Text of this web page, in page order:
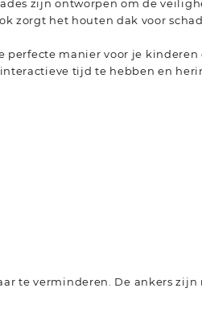
zijn ontworpen om de
zorgt het houten dak voor
perfecte manier voor je kinderen
tijd te hebben en
te verminderen. De ankers zijn